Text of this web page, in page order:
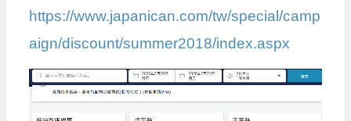
https://www.japanican.com/tw/special/camp
aign/discount/summer2018/index.aspx